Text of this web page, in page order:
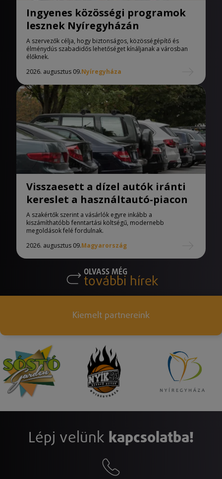
Ingyenes közösségi programok
lesznek Nyíregyházán
A szervezők célja, hogy biztonságos, közösségépítő és
élménydús szabadidős lehetőséget kínáljanak a városban
élőknek.
2026. augusztus 09.Nyíregyháza
Visszaesett a dízel autók iránti
kereslet a használtautó-piacon
A szakértők szerint a vásárlók egyre inkább a
kiszámíthatóbb fenntartási költségű, modernebb
megoldások felé fordulnak.
2026. augusztus 09.Magyarország
OLVASS MÉG
további hírek
Kiemelt partnereink
Lépj velünk kapcsolatba!